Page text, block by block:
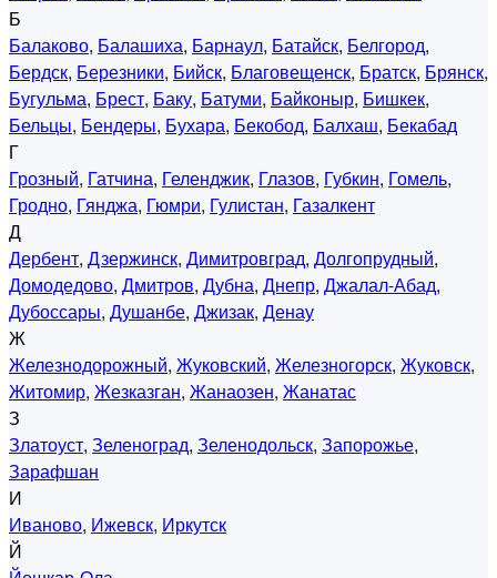
Б
Балаково, Балашиха, Барнаул, Батайск, Белгород,
Бердск, Березники, Бийск, Благовещенск, Братск, Брянск,
Бугульма, Брест, Баку, Батуми, Байконыр, Бишкек,
Бельцы, Бендеры, Бухара, Бекобод, Балхаш, Бекабад
Г
Грозный, Гатчина, Геленджик, Глазов, Губкин, Гомель,
Гродно, Гянджа, Гюмри, Гулистан, Газалкент
Д
Дербент, Дзержинск, Димитровград, Долгопрудный,
Домодедово, Дмитров, Дубна, Днепр, Джалал-Абад,
Дубоссары, Душанбе, Джизак, Денау
Ж
Железнодорожный, Жуковский, Железногорск, Жуковск,
Житомир, Жезказган, Жанаозен, Жанатас
З
Златоуст, Зеленоград, Зеленодольск, Запорожье,
Зарафшан
И
Иваново, Ижевск, Иркутск
Й